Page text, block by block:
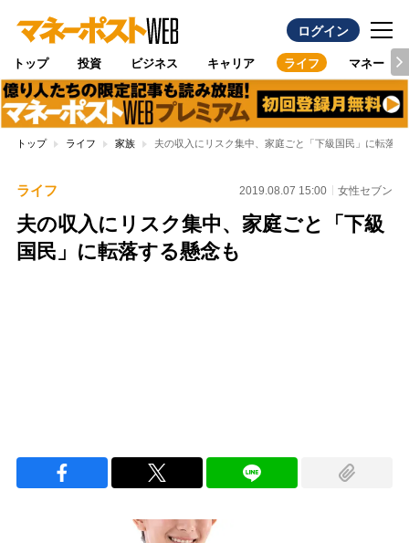
ログイン
トップ 投資 ビジネス キャリア ライフ マネー
トップ ライフ 家族 夫の収入にリスク集中、家庭ごと「下級国民」に転落す
ライフ 2019.08.07 15:00 女性セブン
夫の収入にリスク集中、家庭ごと「下級
国民」に転落する懸念も